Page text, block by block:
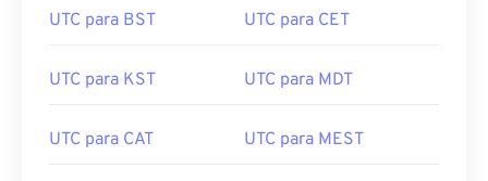
UTC para BST UTC para CET
UTC para KST UTC para MDT
UTC para CAT UTC para MEST